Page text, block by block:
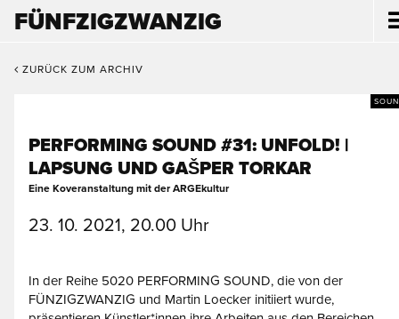
FÜNFZIGZWANZIG
ZURÜCK ZUM ARCHIV
PERFORMING SOUND #31: UNFOLD! |
LAPSUNG UND GAŠPER TORKAR
Eine Koveranstaltung mit der ARGEkultur
23. 10. 2021, 20.00 Uhr
In der Reihe 5020 PERFORMING SOUND, die von der
FÜNZIGZWANZIG und Martin Loecker initiiert wurde,